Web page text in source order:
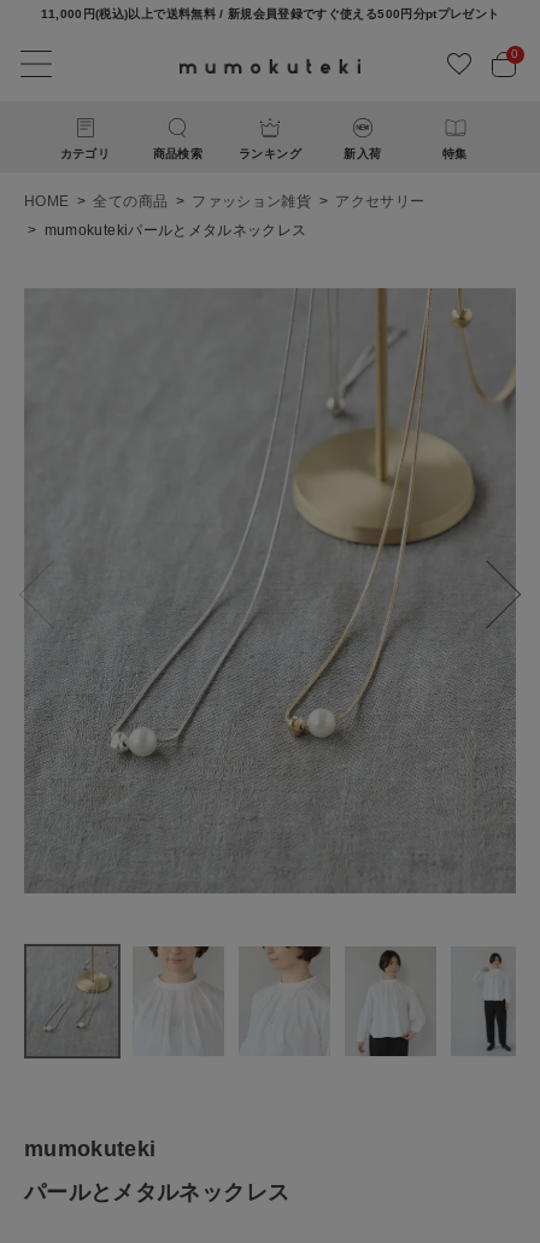
11,000円(税込)以上で送料無料 / 新規会員登録ですぐ使える500円分ptプレゼント
0
カテゴリ 商品検索 ランキング 新入荷 特集
新規会員登録
mumokuteki
パールとメ
タルネック
レス
ナチュラル服
ファッション雑貨
食品
HOME 全ての商品 ファッション雑貨
アクセサリー
mumokutekiパールとメタルネックレス
mumokuteki
パールとメタルネックレス